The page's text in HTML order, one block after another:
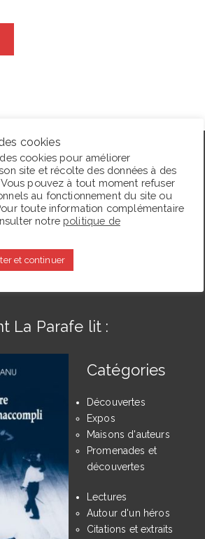
et docteure en études théâtrales,
maîtresse de conférences en études
de Caen Normandie et membre du
la critique. Ce blog, créé en 2009, a
expériences de lectrice et de
La Parafe lit :
Catégories
Découvertes
Expos
Maisons d'auteurs
Promenades et
découvertes
Lectures
Autour d'un héros
Citations et extraits
cookies
cookies pour améliorer
site et récolte des données à des
pouvez à tout moment refuser
au fonctionnement du site ou
toute information complémentaire
notre politique de
et continuer